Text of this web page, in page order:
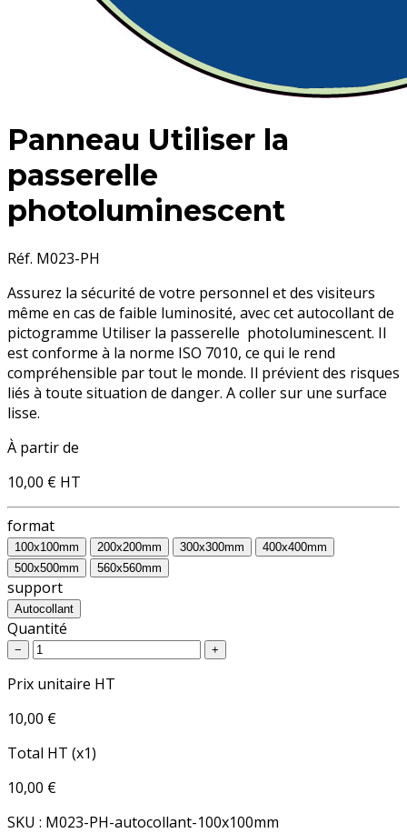
Panneau Utiliser la
passerelle
photoluminescent
Réf. M023-PH
Assurez la sécurité de votre personnel et des visiteurs
même en cas de faible luminosité, avec cet autocollant de
pictogramme Utiliser la passerelle photoluminescent. Il
est conforme à la norme ISO 7010, ce qui le rend
compréhensible par tout le monde. Il prévient des risques
liés à toute situation de danger. A coller sur une surface
lisse.
À partir de
10,00 € HT
format
100x100mm 200x200mm 300x300mm
400x400mm
500x500mm
560x560mm
support
Autocollant
Quantité
− +
Prix unitaire HT
10,00 €
Total HT (x1)
10,00 €
SKU : M023-PH-autocollant-100x100mm